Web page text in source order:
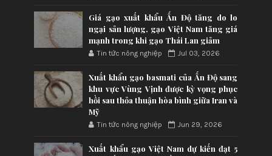
Giá gạo xuất khẩu Ấn Độ tăng do lo
ngại sản lượng, gạo Việt Nam tăng giá
mạnh trong khi gạo Thái Lan giảm
Tin tức nông nghiệp Jul 03, 2026
Xuất khẩu gạo basmati của Ấn Độ sang
khu vực Vùng Vịnh được kỳ vọng phục
hồi sau thỏa thuận hòa bình giữa Iran và
Mỹ
Tin tức nông nghiệp Jun 29, 2026
Xuất khẩu gạo Việt Nam dự kiến đạt 5